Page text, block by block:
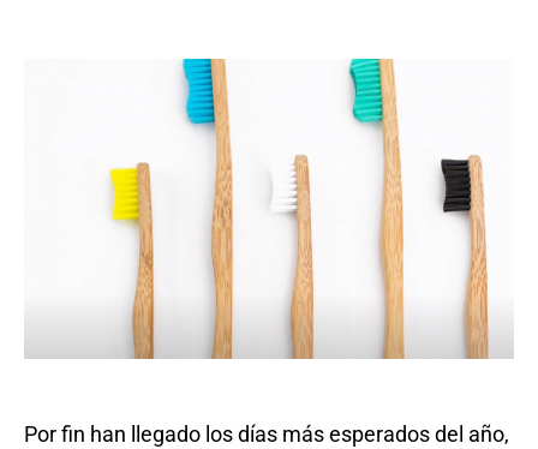
entrada
Por fin han llegado los días más esperados del año,